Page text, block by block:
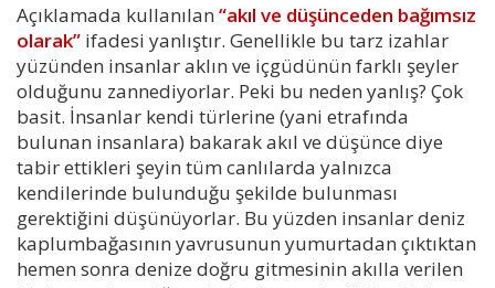
Açıklamada kullanılan “akıl ve düşünceden bağımsız
olarak” ifadesi yanlıştır. Genellikle bu tarz izahlar
yüzünden insanlar aklın ve içgüdünün farklı şeyler
olduğunu zannediyorlar. Peki bu neden yanlış? Çok
basit. İnsanlar kendi türlerine (yani etrafında
bulunan insanlara) bakarak akıl ve düşünce diye
tabir ettikleri şeyin tüm canlılarda yalnızca
kendilerinde bulunduğu şekilde bulunması
gerektiğini düşünüyorlar. Bu yüzden insanlar deniz
kaplumbağasının yavrusunun yumurtadan çıktıktan
hemen sonra denize doğru gitmesinin akılla verilen